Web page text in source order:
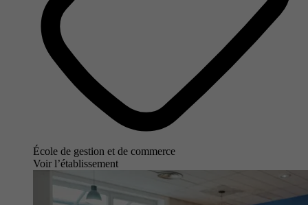
École de gestion et de commerce
Voir l’établissement